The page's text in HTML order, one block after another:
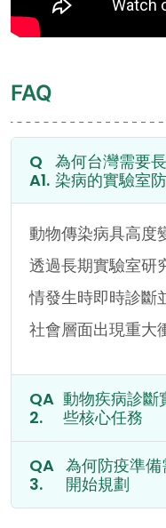
FAQ
為何台灣需要
染病的實驗室
動物傳染病具高度
透過長期實驗室研
情發生時即時診斷
社會層面出現重大
動物疾病診斷
些核心任務
為何防疫準
開始規劃